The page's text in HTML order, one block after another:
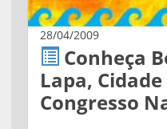
28/04/2009
Conheça
Lapa,
Congresso